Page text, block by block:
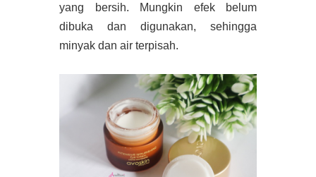
yang bersih. Mungkin efek belum
dibuka dan digunakan, sehingga
minyak dan air terpisah.